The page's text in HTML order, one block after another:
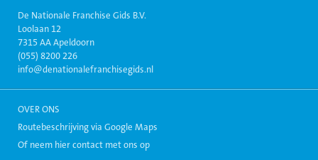
De Nationale Franchise Gids B.V.
Loolaan 12
7315 AA Apeldoorn
(055) 8200 226
info@denationalefranchisegids.nl
OVER ONS
Routebeschrijving via Google Maps
Of neem hier contact met ons op